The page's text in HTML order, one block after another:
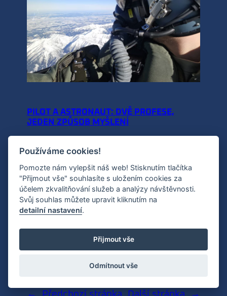
PILOT A ASTRONAUT: DVĚ PROFESE,
JEDEN ZPŮSOB MYŠLENÍ
26. 2. 2026·
Bojový pilot a astronaut se pohybují v
prostředí, kde je rychlost extrémní, chyba
drahá a technologie všudypřítomná. A právě
proto mají tyto profese k sobě mnohem blíž,
létání ani o pohled na Zemi z výšky. Jde o
Používáme cookies!
Pomozte nám vylepšit náš web! Stisknutím tlačítka
"Přijmout vše" souhlasíte s uložením cookies za
účelem zkvalitňování služeb a analýzy návštěvnosti.
Svůj souhlas můžete upravit kliknutím na
detailní nastavení.
Přijmout vše
Odmítnout vše